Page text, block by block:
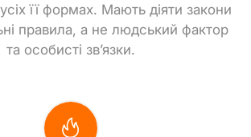
її формах. Мають діяти закони
правила, а не людський фактор
та особисті зв’язки.